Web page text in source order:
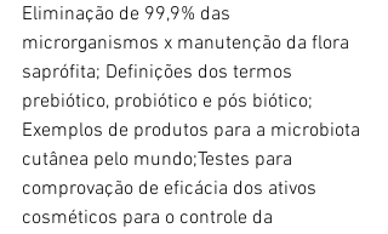
Eliminação de 99,9% das
microrganismos x manutenção da flora
saprófita; Definições dos termos
prebiótico, probiótico e pós biótico;
Exemplos de produtos para a microbiota
cutânea pelo mundo;Testes para
comprovação de eficácia dos ativos
cosméticos para o controle da